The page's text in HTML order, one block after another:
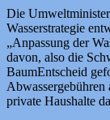
Die
Wasserstrategie
„Anpassung der
davon, also die
BaumEntscheid
private Haushalte